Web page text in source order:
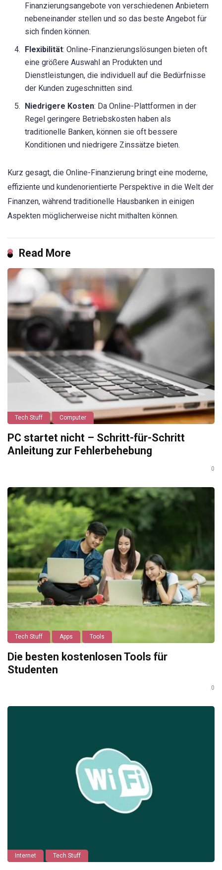
Finanzierungsangebote von verschiedenen Anbietern
nebeneinander stellen und so das beste Angebot für
sich finden können.
Flexibilität: Online-Finanzierungslösungen bieten oft
eine größere Auswahl an Produkten und
Dienstleistungen, die individuell auf die Bedürfnisse
der Kunden zugeschnitten sind.
Niedrigere Kosten: Da Online-Plattformen in der
Regel geringere Betriebskosten haben als
traditionelle Banken, können sie oft bessere
Konditionen und niedrigere Zinssätze bieten.
Kurz gesagt, die Online-Finanzierung bringt eine moderne,
effiziente und kundenorientierte Perspektive in die Welt der
Finanzen, während traditionelle Hausbanken in einigen
Aspekten möglicherweise nicht mithalten können.
Read More
Tech Stuff Computer
PC startet nicht – Schritt-für-Schritt
Anleitung zur Fehlerbehebung
0
Tech Stuff Apps Tools
Die besten kostenlosen Tools für
Studenten
0
Internet Tech Stuff